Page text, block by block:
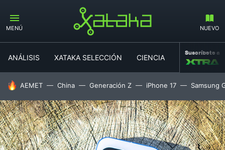
MENÚ NUEVO
ANÁLISIS XATAKA SELECCIÓN CIENCIA MOVILIDAD
Suscríbete a
HOY SE HABLA DE
AEMET China Generación Z iPhone 17 Samsung